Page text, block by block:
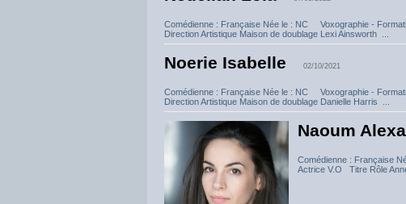
Comédienne : Française Née le : NC Voxographie -
Direction Artistique Maison de doublage Lexi Ainsworth ...
Noerie Isabelle 02/10/2021
Comédienne : Française Née le : NC Voxographie -
Direction Artistique Maison de doublage Danielle Harris ...
Naoum
Comédienne : Française
Actrice V.O Titre Rôle